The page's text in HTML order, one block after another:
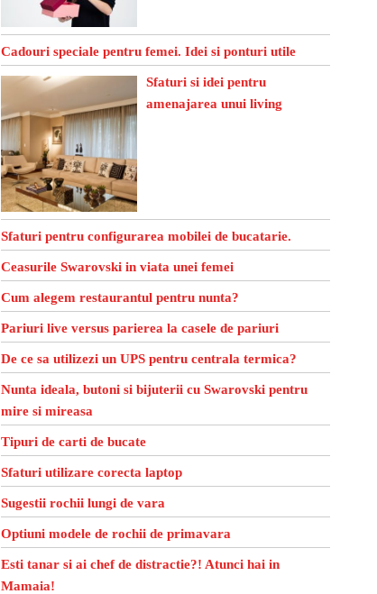
Cadouri speciale pentru femei. Idei si ponturi utile
Sfaturi si idei pentru
amenajarea unui living
Sfaturi pentru configurarea mobilei de bucatarie.
Ceasurile Swarovski in viata unei femei
Cum alegem restaurantul pentru nunta?
Pariuri live versus parierea la casele de pariuri
De ce sa utilizezi un UPS pentru centrala termica?
Nunta ideala, butoni si bijuterii cu Swarovski pentru
mire si mireasa
Tipuri de carti de bucate
Sfaturi utilizare corecta laptop
Sugestii rochii lungi de vara
Optiuni modele de rochii de primavara
Esti tanar si ai chef de distractie?! Atunci hai in
Mamaia!